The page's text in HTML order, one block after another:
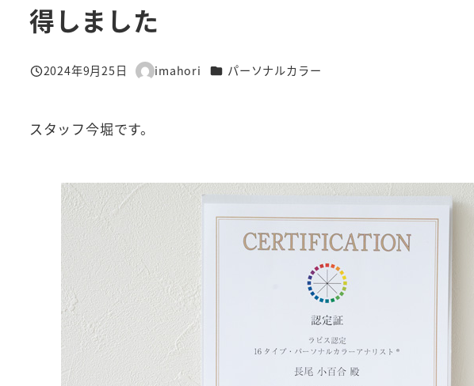
得しました
投稿日
2024年9月25日
著
imahori カテゴリー
パーソナルカラー
スタッフ今堀です。